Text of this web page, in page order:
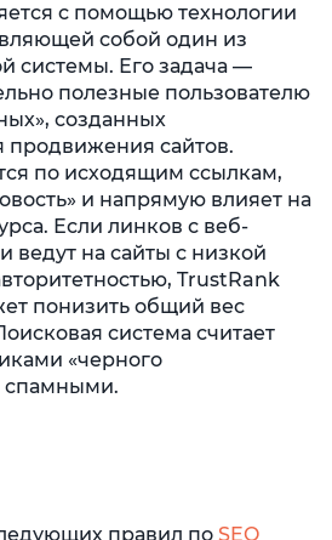
с помощью технологии
собой один из
системы. Его задача —
полезные пользователю
созданных
продвижения сайтов.
по исходящим ссылкам,
и напрямую влияет на
Если линков с веб-
ведут на сайты с низкой
TrustRank
понизить общий вес
система считает
«черного
спамными.
правил по SEO